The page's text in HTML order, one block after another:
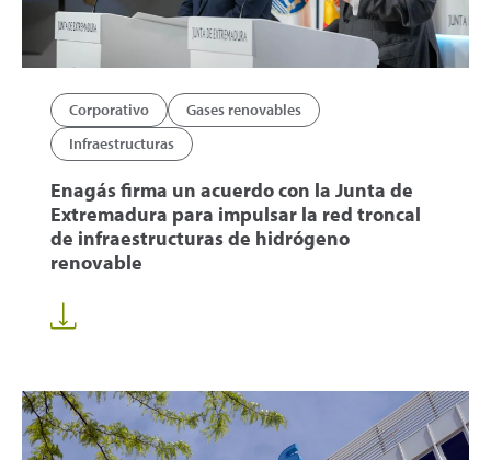
Corporativo
Gases renovables
Infraestructuras
Enagás firma un acuerdo con la Junta de
Extremadura para impulsar la red troncal
de infraestructuras de hidrógeno
renovable